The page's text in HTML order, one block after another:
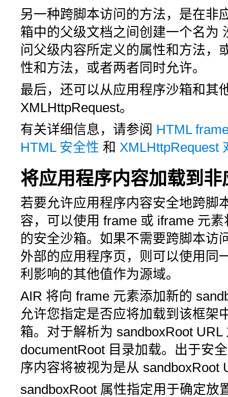
另一种跨脚本访问的方法，是在非
箱中的父级文档之间创建一个名为
问父级内容所定义的属性和方法，
性和方法，或者两者同时允许。
最后，还可以从应用程序沙箱和其
XMLHttpRequest。
有关详细信息，请参阅 HTML
HTML 安全性 和 XMLHttpRequest
将应用程序内容加载到
若要允许应用程序内容安全地跨脚
容，可以使用 frame 或 iframe 元素
的安全沙箱。如果不需要跨脚本访
外部的应用程序页，则可以使用同
利影响的其他值作为源域。
AIR 将向 frame 元素添加新的
允许您指定是否应将加载到该框架
箱。对于解析为 sandboxRoot URL
documentRoot 目录加载。出于安
序内容将被视为是从 sandboxRoot
sandboxRoot 属性指定用于确定放